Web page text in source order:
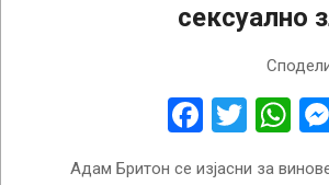
сексуално
Адам Бритон се изјасни за